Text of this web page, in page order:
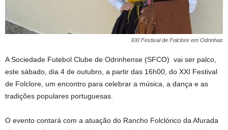
XXI Festival de Folclore em Odrinhas
A Sociedade Futebol Clube de Odrinhense (SFCO) vai ser palco,
este sábado, dia 4 de outubro, a partir das 16h00, do XXI Festival
de Folclore, um encontro para celebrar a música, a dança e as
tradições populares portuguesas.
O evento contará com a atuação do Rancho Folclórico da Afurada